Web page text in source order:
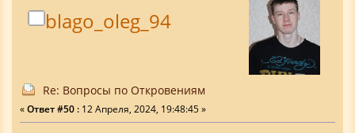
blago_oleg_94
Re: Вопросы по Откровениям
«Ответ #50 : 12 Апреля, 2024, 19:48:45 »